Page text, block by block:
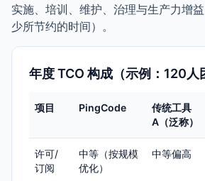
实施、培训、维护、治理与生产力增
少所节约的时间）。
年度 TCO 构成（示例：120人
项目 PingCode
传统工具
A（泛称）
许可/
订阅
中等（按规模
优化）
中等偏高